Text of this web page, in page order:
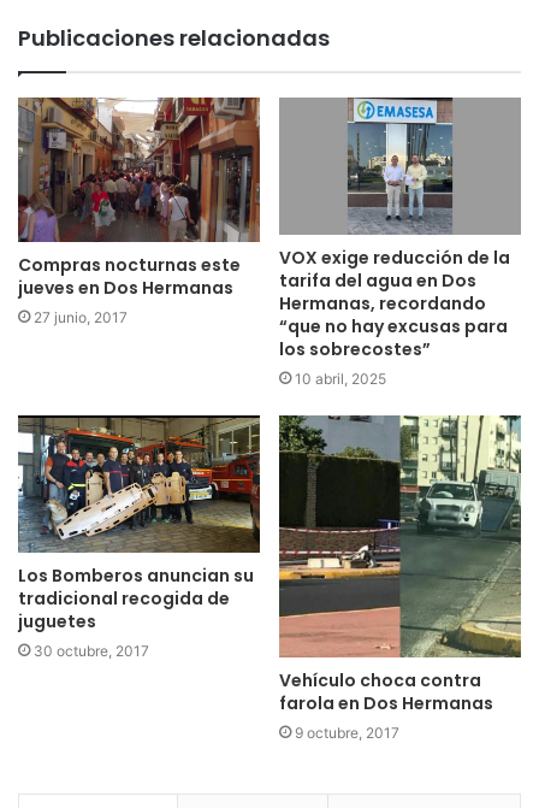
Publicaciones relacionadas
Compras nocturnas este
jueves en Dos Hermanas
27 junio, 2017
VOX exige reducción de la
tarifa del agua en Dos
Hermanas, recordando
“que no hay excusas para
los sobrecostes”
10 abril, 2025
Los Bomberos anuncian su
tradicional recogida de
juguetes
30 octubre, 2017
Vehículo choca contra
farola en Dos Hermanas
9 octubre, 2017